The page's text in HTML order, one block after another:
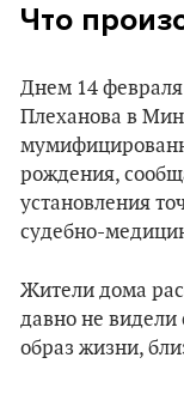
Что
Днем 14
Плеханова в
рождения,
установления
судебно-
Жители дома
давно не
образ жизни,